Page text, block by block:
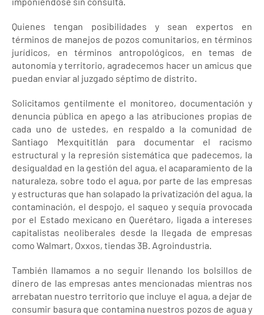
Quienes tengan posibilidades y sean expertos en
términos de manejos de pozos comunitarios, en términos
jurídicos, en términos antropológicos, en temas de
autonomía y territorio, agradecemos hacer un amicus que
puedan enviar al juzgado séptimo de distrito.
Solicitamos gentilmente el monitoreo, documentación y
denuncia pública en apego a las atribuciones propias de
cada uno de ustedes, en respaldo a la comunidad de
Santiago Mexquititlán para documentar el racismo
estructural y la represión sistemática que padecemos, la
desigualdad en la gestión del agua, el acaparamiento de la
naturaleza, sobre todo el agua, por parte de las empresas
y estructuras que han solapado la privatización del agua, la
contaminación, el despojo, el saqueo y sequía provocada
por el Estado mexicano en Querétaro, ligada a intereses
capitalistas neoliberales desde la llegada de empresas
como Walmart, Oxxos, tiendas 3B. Agroindustria.
También llamamos a no seguir llenando los bolsillos de
dinero de las empresas antes mencionadas mientras nos
arrebatan nuestro territorio que incluye el agua, a dejar de
consumir basura que contamina nuestros pozos de agua y